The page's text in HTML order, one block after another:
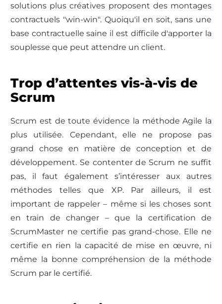
solutions plus créatives proposent des montages
contractuels "win-win". Quoiqu'il en soit, sans une
base contractuelle saine il est difficile d'apporter la
souplesse que peut attendre un client.
Trop d’attentes vis-à-vis de
Scrum
Scrum est de toute évidence la méthode Agile la
plus utilisée. Cependant, elle ne propose pas
grand chose en matière de conception et de
développement. Se contenter de Scrum ne suffit
pas, il faut également s’intéresser aux autres
méthodes telles que XP. Par ailleurs, il est
important de rappeler – même si les choses sont
en train de changer – que la certification de
ScrumMaster ne certifie pas grand-chose. Elle ne
certifie en rien la capacité de mise en œuvre, ni
même la bonne compréhension de la méthode
Scrum par le certifié.